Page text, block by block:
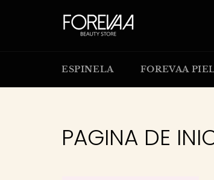
ESPINELA FOREVAA
PAGINA DE